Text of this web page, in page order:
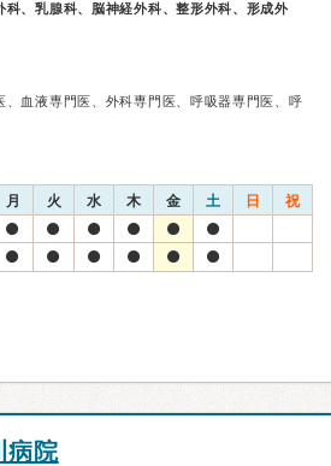
科、乳腺科、脳神経外科、整形外科、形成外
、血液専門医、外科専門医、呼吸器専門医、呼
月 火 水 木 金 土 日 祝
病院